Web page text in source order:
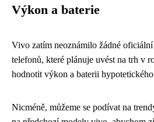
Výkon a baterie
Vivo zatím neoznámilo žádné
telefonů, které plánuje uvést na trh v
hodnotit výkon a baterii
Nicméně, můžeme se podívat na